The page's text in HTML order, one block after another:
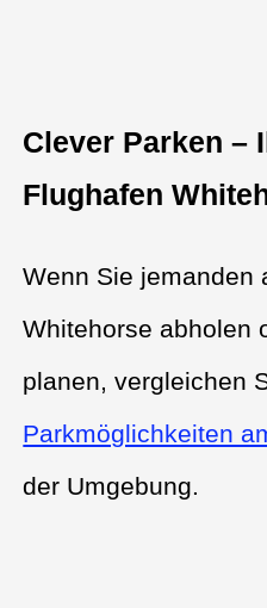
Clever Parken –
Flughafen
Wenn Sie jemanden
Whitehorse abholen
planen, vergleichen
Parkmöglichkeiten
der Umgebung.